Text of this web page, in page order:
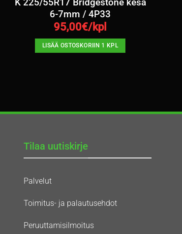
K 225/55R17 Bridgestone kesä
6-7mm / 4P33
95,00€/kpl
LISÄÄ OSTOSKORIIN 1 KPL
Tilaa uutiskirje
Palvelut
Toimitus- ja palautusehdot
Peruuttamisilmoitus